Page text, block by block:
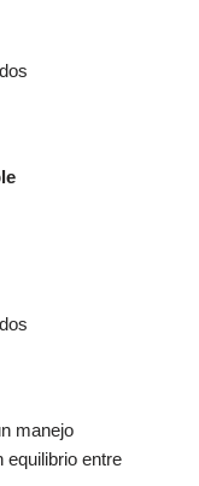
manejo
equilibrio entre